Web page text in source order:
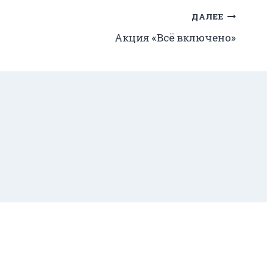
ДАЛЕЕ
Акция «Всё включено»